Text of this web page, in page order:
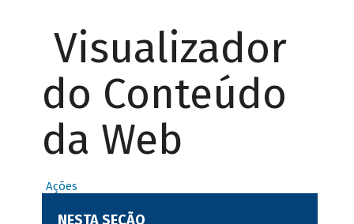
Visualizador
do Conteúdo
da Web
Ações
NESTA SEÇÃO